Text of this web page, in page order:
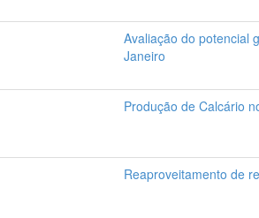
Avaliação do potencial
Janeiro
Produção de Calcário
Reaproveitamento de